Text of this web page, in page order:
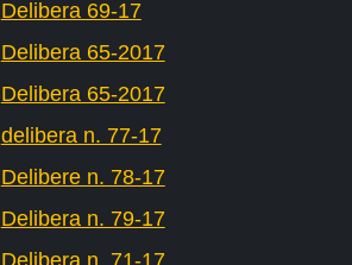
Delibera 69-17
Delibera 65-2017
Delibera 65-2017
delibera n. 77-17
Delibere n. 78-17
Delibera n. 79-17